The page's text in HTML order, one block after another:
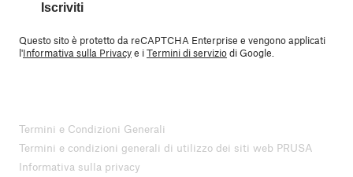
Iscriviti
Questo sito è protetto da reCAPTCHA Enterprise e vengono applicati
l'Informativa sulla Privacye iTermini di serviziodi Google.
Termini e Condizioni Generali
Termini e condizioni generali di utilizzo dei siti web PRUSA
Informativa sulla privacy